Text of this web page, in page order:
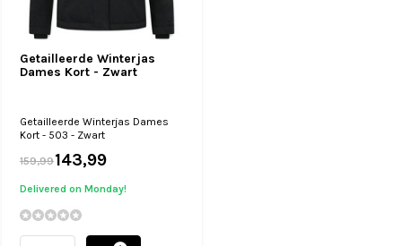
Getailleerde Winterjas
Dames Kort - Zwart
Getailleerde Winterjas Dames
Kort - 503 - Zwart
159,99143,99
Delivered on Monday!